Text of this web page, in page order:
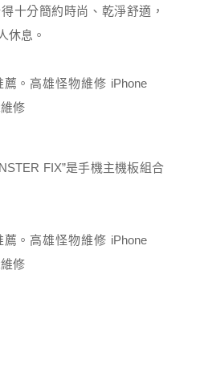
十分簡約時尚、乾淨舒適，
休息。
FIX”是手機主機板組合